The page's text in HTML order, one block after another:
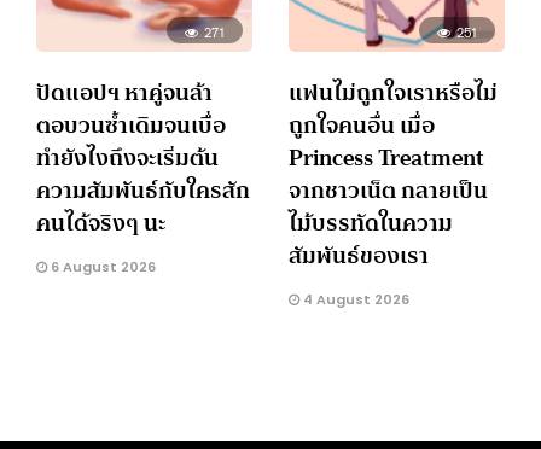
271
ปัดแอปฯ หาคู่จนล้า
ตอบวนซ้ำเดิมจนเบื่อ
ทำยังไงถึงจะเริ่มต้น
ความสัมพันธ์กับใครสัก
คนได้จริงๆ นะ
6 August 2026
251
แฟนไม่ถูกใจเราหรือไม่
ถูกใจคนอื่น เมื่อ
Princess Treatment
จากชาวเน็ต กลายเป็น
ไม้บรรทัดในความ
สัมพันธ์ของเรา
4 August 2026